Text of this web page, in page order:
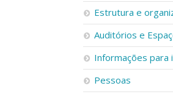
Estrutura e
Auditórios e
Informações para
Pessoas